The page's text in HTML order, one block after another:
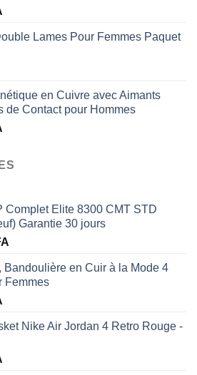
Lames Pour Femmes Paquet
en Cuivre avec Aimants
de Contact pour Hommes
Complet Elite 8300 CMT STD
Garantie 30 jours
Bandoulière en Cuir à la Mode 4
Femmes
Nike Air Jordan 4 Retro Rouge -